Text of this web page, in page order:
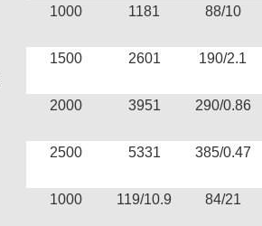
1000 1181 88/10
1500 2601 190/2.1
2000 3951 290/0.86
2500 5331 385/0.47
1000 119/10.9 84/21